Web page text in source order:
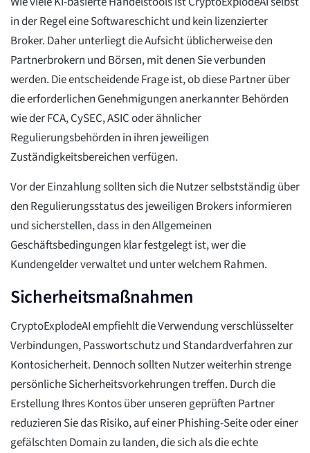
in der Regel eine Softwareschicht und kein lizenzierter
Broker. Daher unterliegt die Aufsicht üblicherweise den
Partnerbrokern und Börsen, mit denen Sie verbunden
werden. Die entscheidende Frage ist, ob diese Partner über
die erforderlichen Genehmigungen anerkannter Behörden
wie der FCA, CySEC, ASIC oder ähnlicher
Regulierungsbehörden in ihren jeweiligen
Zuständigkeitsbereichen verfügen.
Vor der Einzahlung sollten sich die Nutzer selbstständig über
den Regulierungsstatus des jeweiligen Brokers informieren
und sicherstellen, dass in den Allgemeinen
Geschäftsbedingungen klar festgelegt ist, wer die
Kundengelder verwaltet und unter welchem Rahmen.
Sicherheitsmaßnahmen
CryptoExplodeAI empfiehlt die Verwendung verschlüsselter
Verbindungen, Passwortschutz und Standardverfahren zur
Kontosicherheit. Dennoch sollten Nutzer weiterhin strenge
persönliche Sicherheitsvorkehrungen treffen. Durch die
Erstellung Ihres Kontos über unseren geprüften Partner
reduzieren Sie das Risiko, auf einer Phishing-Seite oder einer
gefälschten Domain zu landen, die sich als die echte